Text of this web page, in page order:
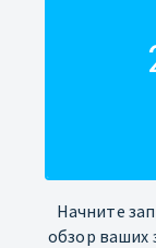
Начните
обзор ваших